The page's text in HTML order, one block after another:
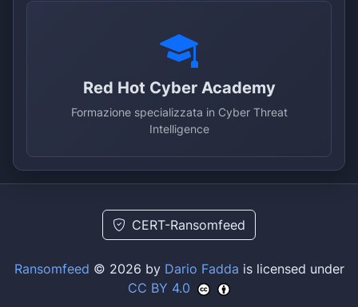
Red Hot Cyber Academy
Formazione specializzata in Cyber Threat
Intelligence
CERT-Ransomfeed
Ransomfeed © 2026 by Dario Fadda is licensed under
CC BY 4.0